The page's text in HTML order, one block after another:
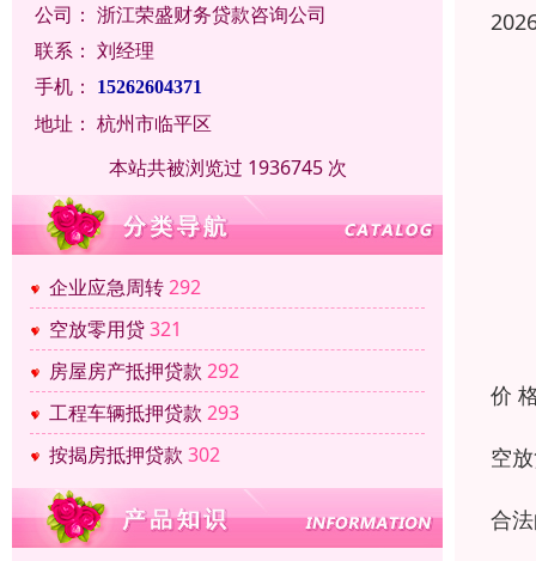
公司： 浙江荣盛财务贷款咨询公司
联系： 刘经理
手机：
15262604371
地址： 杭州市临平区
本站共被浏览过 1936745 次
企业应急周转292
空放零用贷321
房屋房产抵押贷款 292
工程车辆抵押贷款 293
按揭房抵押贷款 302
价
空
合